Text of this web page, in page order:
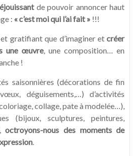
de pouvoir annoncer haut
: « c’est moi qui l’ai fait » !!!
gratifiant que d’imaginer etcréer
une œuvre, une composition… en
!
saisonnières (décorations de fin
déguisements,…) d’activités
collage, pate à modelée…),
(bijoux, sculptures, peintures,
octroyons-nous des moments de
.